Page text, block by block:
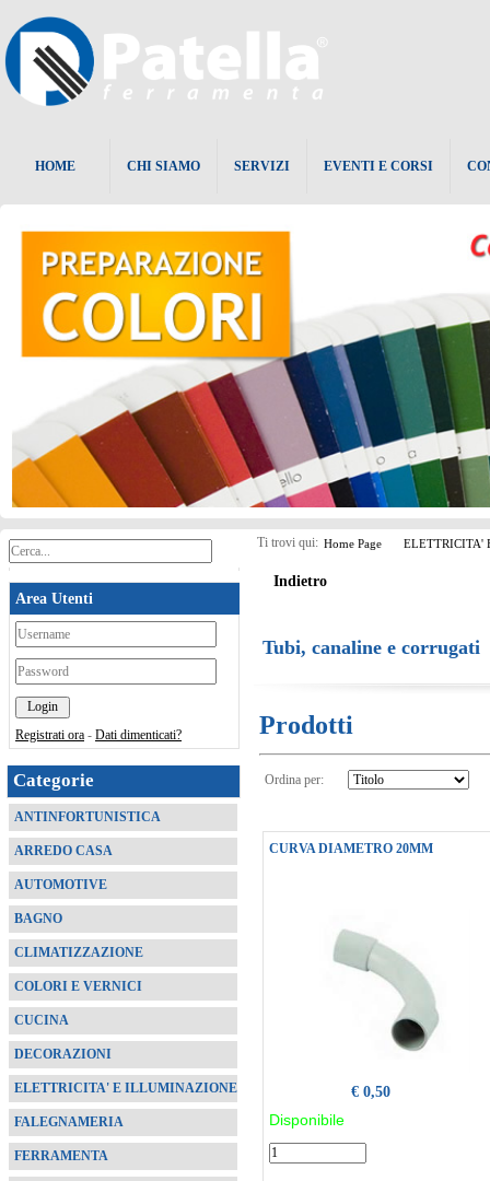
HOME CHI SIAMO SERVIZI EVENTI E CORSI
Area Utenti
*
*
Registrati ora - Dati dimenticati?
Categorie
ANTINFORTUNISTICA
ARREDO CASA
AUTOMOTIVE
BAGNO
CLIMATIZZAZIONE
COLORI E VERNICI
CUCINA
DECORAZIONI
ELETTRICITA' E ILLUMINAZIONE
FALEGNAMERIA
FERRAMENTA
Ti trovi qui: Home Page ELETTRICITA'
Indietro
Tubi, canaline e corrugati
Prodotti
Ordina per:
CURVA DIAMETRO 20MM
€ 0,50
Disponibile